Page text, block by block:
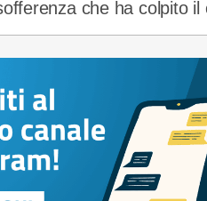
che ha colpito il